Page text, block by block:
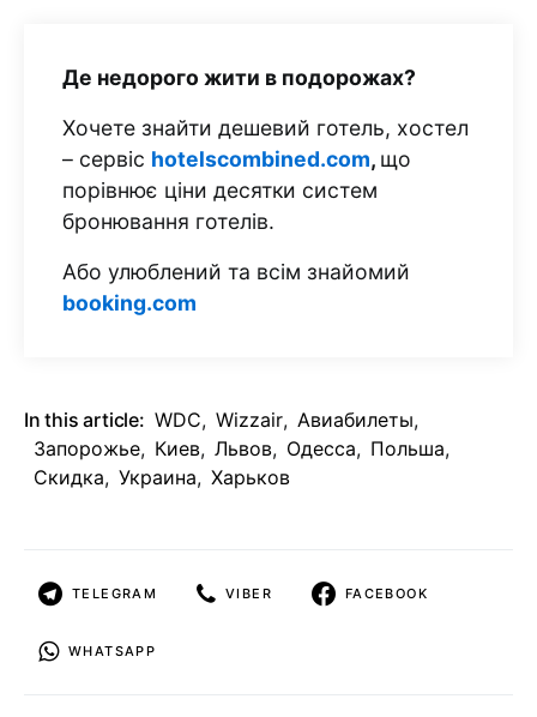
Де недорого жити в подорожах?
Хочете знайти дешевий готель, хостел
– сервіс hotelscombined.com, що
порівнює ціни десятки систем
бронювання готелів.
Або улюблений та всім знайомий
booking.com
In this article: WDC, Wizzair, Авиабилеты,
Запорожье, Киев, Львов, Одесса, Польша,
Скидка, Украина, Харьков
TELEGRAM VIBER FACEBOOK
WHATSAPP